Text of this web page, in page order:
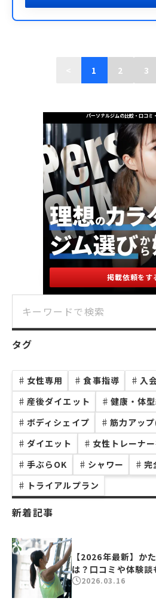
1 2 3
パーソナルジムの比較・口コミ
掲載依頼をす
タグ
♯ 女性専用 ♯ 食事指導 ♯ 入
♯ 産後ダイエット ♯ 健康・体
♯ ボディシェイプ ♯ 筋力アッ
♯ ダイエット ♯ 女性トレーナ
♯ 手ぶらOK ♯ シャワー ♯ 完
♯ トライアルプラン
新着記事
【2026年最新】か
は？口コミや体験談
2026.03.16